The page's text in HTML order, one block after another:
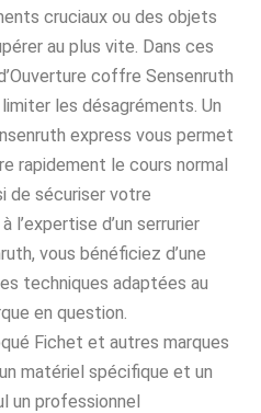
cruciaux ou des objets
au plus vite. Dans ces
coffre Sensenruth
les désagréments. Un
express vous permet
rapidement le cours normal
de sécuriser votre
l’expertise d’un serrurier
vous bénéficiez d’une
techniques adaptées au
en question.
Fichet et autres marques
matériel spécifique et un
un professionnel